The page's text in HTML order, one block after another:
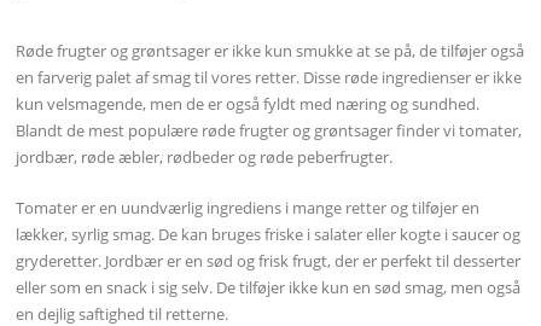
Røde frugter og grøntsager er ikke kun smukke at se på, de tilføjer også
en farverig palet af smag til vores retter. Disse røde ingredienser er ikke
kun velsmagende, men de er også fyldt med næring og sundhed.
Blandt de mest populære røde frugter og grøntsager finder vi tomater,
jordbær, røde æbler, rødbeder og røde peberfrugter.
Tomater er en uundværlig ingrediens i mange retter og tilføjer en
lækker, syrlig smag. De kan bruges friske i salater eller kogte i saucer og
gryderetter. Jordbær er en sød og frisk frugt, der er perfekt til desserter
eller som en snack i sig selv. De tilføjer ikke kun en sød smag, men også
en dejlig saftighed til retterne.